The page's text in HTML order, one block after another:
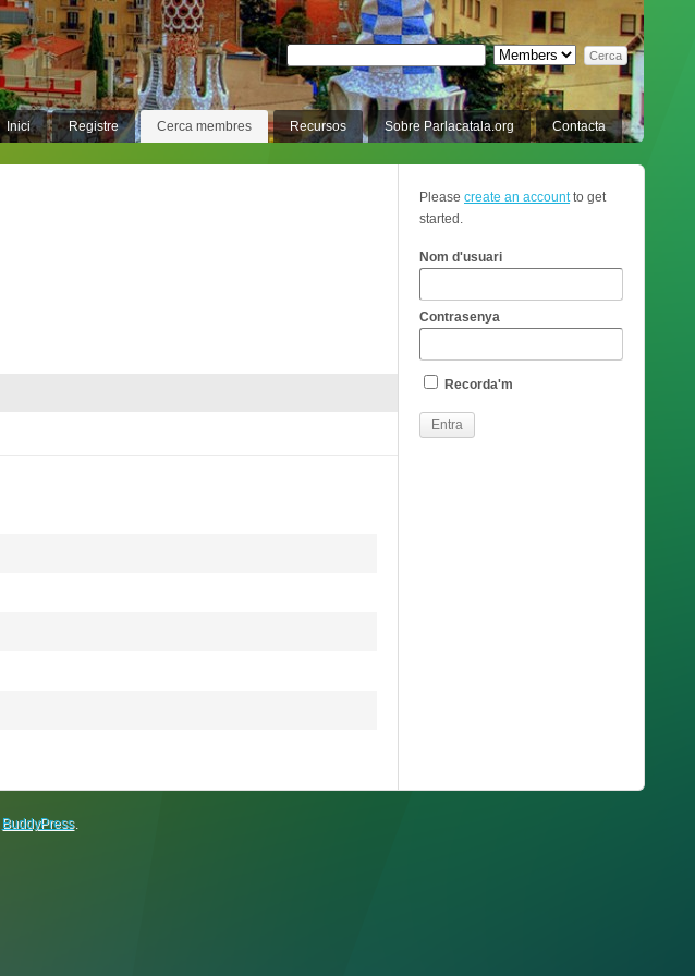
Inici Registre Cerca membres Recursos Sobre Parlacatala.org Contacta
Please create an accountto get
started.
Nom d'usuari
Contrasenya
Recorda'm
BuddyPress.